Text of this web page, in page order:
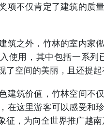
项不仅肯定了建筑的质
筑之外，竹林的室内家
使用，其中包括一系
了空间的美丽，且还提
建筑价值，竹林空间不
在这里游客可以感受和
征，为向全世界推广越